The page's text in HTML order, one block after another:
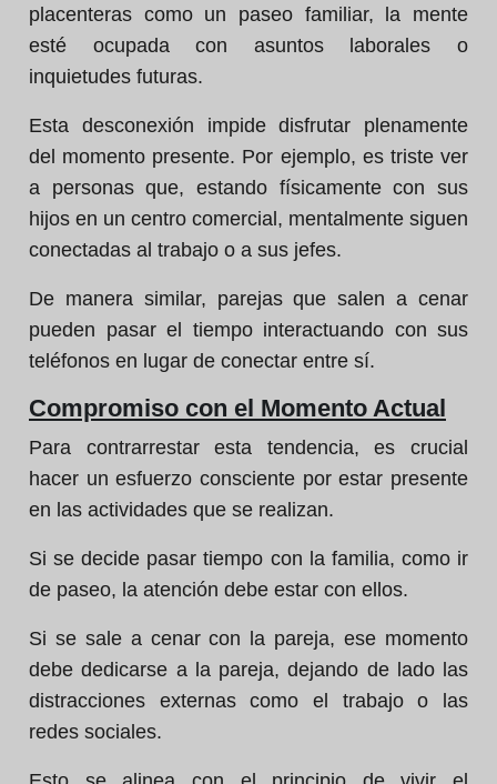
placenteras como un paseo familiar, la mente
esté ocupada con asuntos laborales o
inquietudes futuras.
Esta desconexión impide disfrutar plenamente
del momento presente. Por ejemplo, es triste ver
a personas que, estando físicamente con sus
hijos en un centro comercial, mentalmente siguen
conectadas al trabajo o a sus jefes.
De manera similar, parejas que salen a cenar
pueden pasar el tiempo interactuando con sus
teléfonos en lugar de conectar entre sí.
Compromiso con el Momento Actual
Para contrarrestar esta tendencia, es crucial
hacer un esfuerzo consciente por estar presente
en las actividades que se realizan.
Si se decide pasar tiempo con la familia, como ir
de paseo, la atención debe estar con ellos.
Si se sale a cenar con la pareja, ese momento
debe dedicarse a la pareja, dejando de lado las
distracciones externas como el trabajo o las
redes sociales.